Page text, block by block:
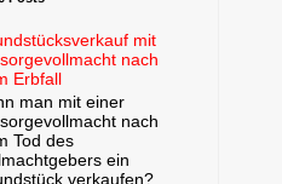
mit
nach
Erbfall
man mit einer
nach
Tod des
ein
verkaufen?